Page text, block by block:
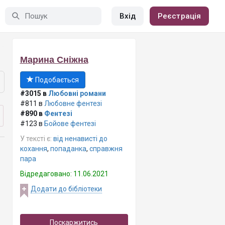
Вхід Реєстрація
Марина Сніжна
Подобається
#3015 в Любовні романи
#811 в Любовне фентезі
#890 в Фентезі
#123 в Бойове фентезі
У тексті є: від ненависті до
кохання, попаданка, справжня
пара
Відредаговано: 11.06.2021
Додати до бібліотеки
Поскаржитись